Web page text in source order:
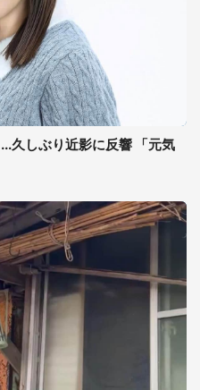
久しぶり近影に反響 「元気